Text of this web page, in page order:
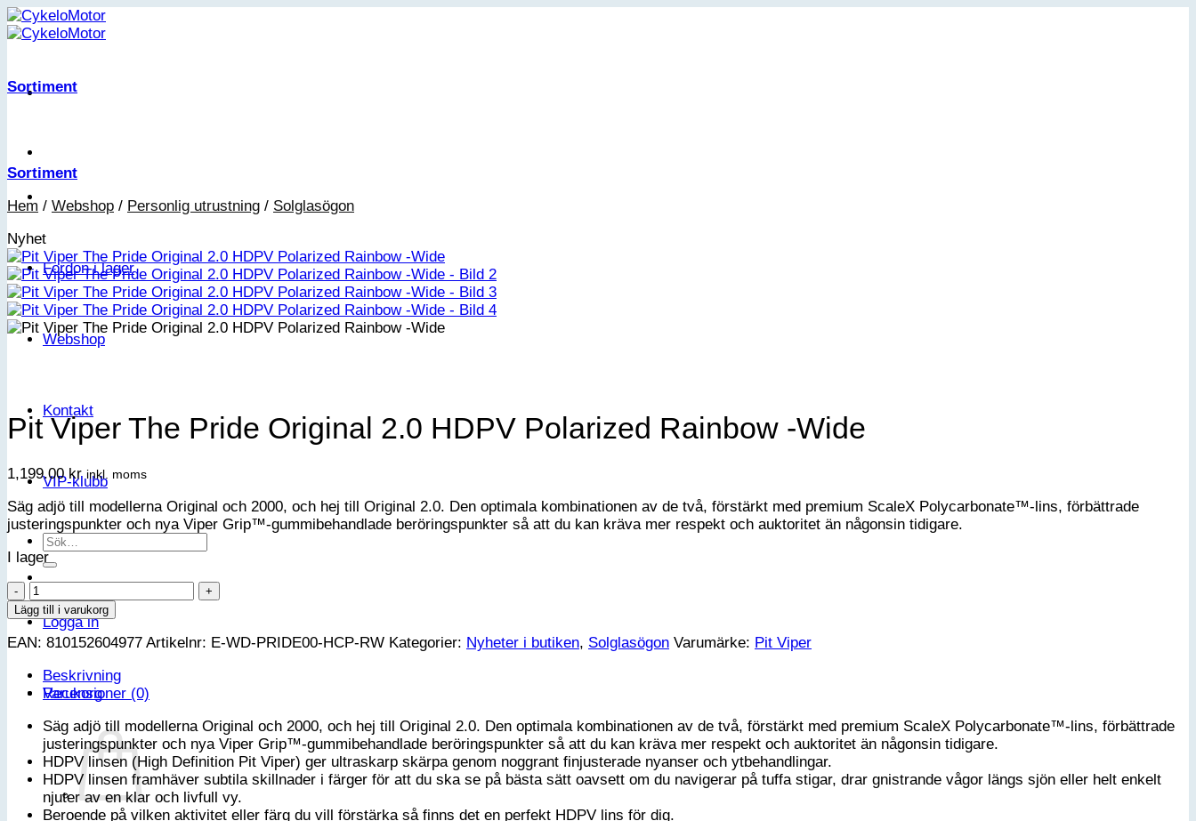
Skip
to
Fordon i lager
Webshop
Kontakt
VIP-klubb
Sök
efter:
Logga in
Varukorg
Sortiment
Sortiment
Hem / Webshop / Personlig utrustning / Solglasögon
Nyhet
Pit Viper The Pride Original 2.0 HDPV Polarized Rainbow -Wide
1,199.00 kr inkl. moms
Säg adjö till modellerna Original och 2000, och hej till Original 2.0. Den optimala kombinationen av de två, förstärkt med premium ScaleX Polycarbonate™-lins, förbättrade
justeringspunkter och nya Viper Grip™-gummibehandlade beröringspunkter så att du kan kräva mer respekt och auktoritet än någonsin tidigare.
I lager
Pit
Viper
The
Pride
2.0
HDPV
Rainbow
Wide
mängd
Lägg till i varukorg
EAN: 810152604977 Artikelnr: E-WD-PRIDE00-HCP-RW Kategorier: Nyheter i butiken, Solglasögon Varumärke: Pit Viper
Beskrivning
Recensioner (0)
Säg adjö till modellerna Original och 2000, och hej till Original 2.0. Den optimala kombinationen av de två, förstärkt med premium ScaleX Polycarbonate™-lins, förbättrade
justeringspunkter och nya Viper Grip™-gummibehandlade beröringspunkter så att du kan kräva mer respekt och auktoritet än någonsin tidigare.
HDPV linsen (High Definition Pit Viper) ger ultraskarp skärpa genom noggrant finjusterade nyanser och ytbehandlingar.
HDPV linsen framhäver subtila skillnader i färger för att du ska se på bästa sätt oavsett om du navigerar på tuffa stigar, drar gnistrande vågor längs sjön eller helt enkelt
njuter av en klar och livfull vy.
Beroende på vilken aktivitet eller färg du vill förstärka så finns det en perfekt HDPV lins för dig.